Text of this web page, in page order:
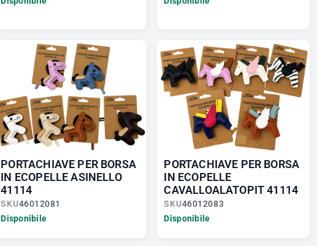
PORTACHIAVE PER BORSA
IN ECOPELLE ASINELLO
41114
SKU46012081
Disponibile
PORTACHIAVE PER BORSA
IN ECOPELLE
CAVALLOALATOPIT 41114
SKU46012083
Disponibile